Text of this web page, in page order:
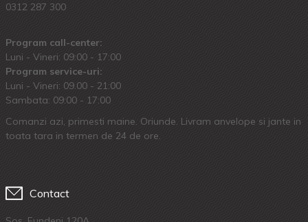
0312 287 300
Program call-center:
Luni - Vineri: 09:00 - 17:00
Program service-uri:
Luni - Vineri: 09.00 - 21:00
Sambata: 09:00 - 17:00
Comanzi azi, primesti maine. Oriunde. Livram anvelope si jante in
toata tara in termen de 24 de ore.
Contact